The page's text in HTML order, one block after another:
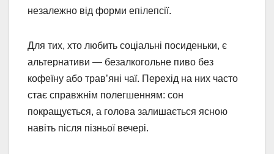
незалежно від форми епілепсії.
Для тих, хто любить соціальні посиденьки, є
альтернативи — безалкогольне пиво без
кофеїну або трав’яні чаї. Перехід на них часто
стає справжнім полегшенням: сон
покращується, а голова залишається ясною
навіть після пізньої вечері.